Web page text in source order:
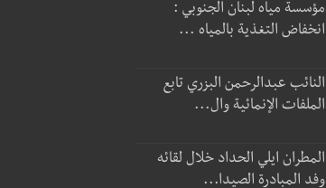
مؤسسة مياه لبنان الجنوبي :
انخفاض التغذية بالمياه ...
النائب عبدالرحمن البزري تابع
الملفات الإنمائية وال...
المطران ايلي الحداد خلال لقائه
وفد المبادرة الصيدا...